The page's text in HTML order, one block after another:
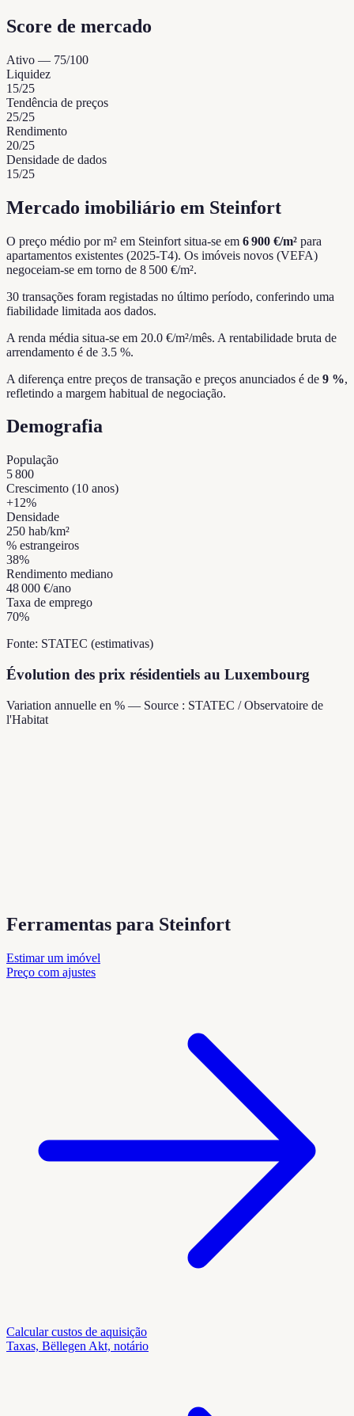
Score de mercado
Ativo — 75/100
Liquidez
15/25
Tendência de preços
25/25
Rendimento
20/25
Densidade de dados
15/25
Mercado imobiliário em Steinfort
O preço médio por m² em Steinfort situa-se em 6 900 €/m² para
apartamentos existentes (2025-T4). Os imóveis novos (VEFA)
negoceiam-se em torno de 8 500 €/m².
30 transações foram registadas no último período, conferindo uma
fiabilidade limitada aos dados.
A renda média situa-se em 20.0 €/m²/mês. A rentabilidade bruta de
arrendamento é de 3.5 %.
A diferença entre preços de transação e preços anunciados é de 9 %,
refletindo a margem habitual de negociação.
Demografia
População
5 800
Crescimento (10 anos)
+12%
Densidade
250 hab/km²
% estrangeiros
38%
Rendimento mediano
48 000 €/ano
Taxa de emprego
70%
Fonte: STATEC (estimativas)
Évolution des prix résidentiels au Luxembourg
Variation annuelle en % — Source : STATEC / Observatoire de
l'Habitat
Ferramentas para Steinfort
Estimar um imóvel
Preço com ajustes
Calcular custos de aquisição
Taxas, Bëllegen Akt, notário